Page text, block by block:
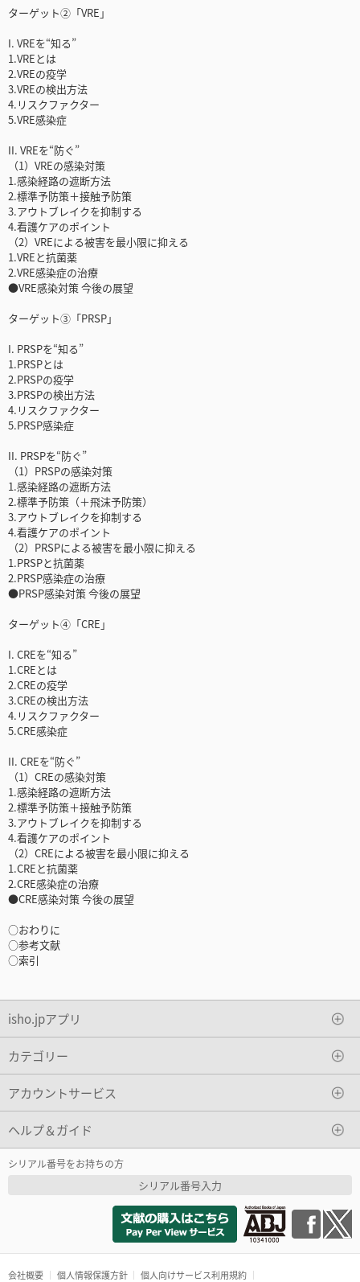
ターゲット②「VRE」
I. VREを“知る”
1.VREとは
2.VREの疫学
3.VREの検出方法
4.リスクファクター
5.VRE感染症
II. VREを“防ぐ”
（1）VREの感染対策
1.感染経路の遮断方法
2.標準予防策＋接触予防策
3.アウトブレイクを抑制する
4.看護ケアのポイント
（2）VREによる被害を最小限に抑える
1.VREと抗菌薬
2.VRE感染症の治療
●VRE感染対策 今後の展望
ターゲット③「PRSP」
I. PRSPを“知る”
1.PRSPとは
2.PRSPの疫学
3.PRSPの検出方法
4.リスクファクター
5.PRSP感染症
II. PRSPを“防ぐ”
（1）PRSPの感染対策
1.感染経路の遮断方法
2.標準予防策（＋飛沫予防策）
3.アウトブレイクを抑制する
4.看護ケアのポイント
（2）PRSPによる被害を最小限に抑える
1.PRSPと抗菌薬
2.PRSP感染症の治療
●PRSP感染対策 今後の展望
ターゲット④「CRE」
I. CREを“知る”
1.CREとは
2.CREの疫学
3.CREの検出方法
4.リスクファクター
5.CRE感染症
II. CREを“防ぐ”
（1）CREの感染対策
1.感染経路の遮断方法
2.標準予防策＋接触予防策
3.アウトブレイクを抑制する
4.看護ケアのポイント
（2）CREによる被害を最小限に抑える
1.CREと抗菌薬
2.CRE感染症の治療
●CRE感染対策 今後の展望
○おわりに
○参考文献
○索引
isho.jpアプリ
カテゴリー
アカウントサービス
ヘルプ＆ガイド
シリアル番号をお持ちの方
シリアル番号入力
会社概要 個人情報保護方針 個人向けサービス利用規約